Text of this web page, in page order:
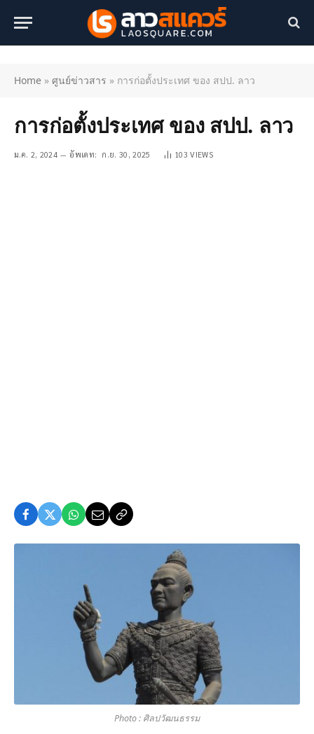
Home » ศูนย์ข่าวสาร » การก่อตั้งประเทศ ของ สปป. ลาว
การก่อตั้งประเทศ ของ สปป. ลาว
ม.ค. 2, 2024 อัพเดท: ก.ย. 30, 2025 103VIEWS
Photo : ศิลปวัฒนธรรม